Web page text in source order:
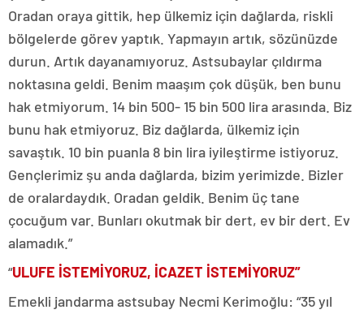
Oradan oraya gittik, hep ülkemiz için dağlarda, riskli
bölgelerde görev yaptık. Yapmayın artık, sözünüzde
durun. Artık dayanamıyoruz. Astsubaylar çıldırma
noktasına geldi. Benim maaşım çok düşük, ben bunu
hak etmiyorum. 14 bin 500- 15 bin 500 lira arasında. Biz
bunu hak etmiyoruz. Biz dağlarda, ülkemiz için
savaştık. 10 bin puanla 8 bin lira iyileştirme istiyoruz.
Gençlerimiz şu anda dağlarda, bizim yerimizde. Bizler
de oralardaydık. Oradan geldik. Benim üç tane
çocuğum var. Bunları okutmak bir dert, ev bir dert. Ev
alamadık.”
“ULUFE İSTEMİYORUZ, İCAZET İSTEMİYORUZ”
Emekli jandarma astsubay Necmi Kerimoğlu: “35 yıl